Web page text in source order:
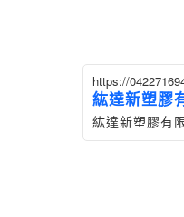
https://
紘達新塑膠
紘達新塑膠有